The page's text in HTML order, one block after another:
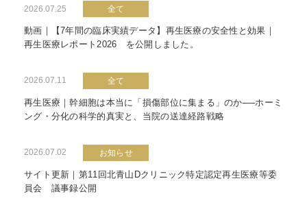
2026.07.25 全て
動画｜【7年間の臨床実績データ】再生医療の安全性と効果｜
再生医療レポート2026 を公開しました。
2026.07.11 全て
再生医療｜幹細胞は本当に「損傷部位に集まる」のか──ホーミ
ング・分化の科学的真実と、当院の送達経路戦略
2026.07.02 お知らせ
サイト更新｜第11回北青山Dクリニック特定認定再生医療等委
員会 議事録公開